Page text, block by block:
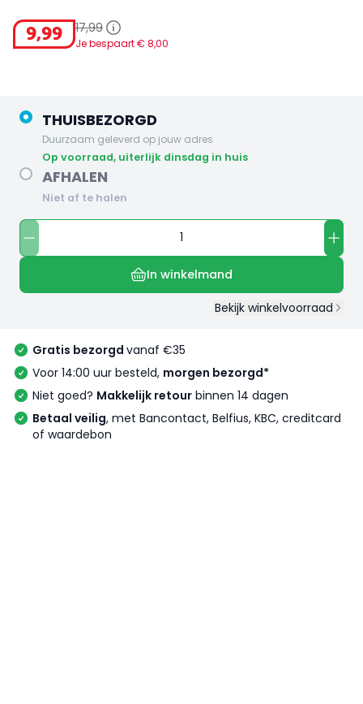
9,99 17,99
Je bespaart € 8,00
THUISBEZORGD
Duurzaam geleverd op jouw adres
op voorraad, uiterlijk dinsdag in huis
AFHALEN
Niet af te halen
In winkelmand
Bekijk winkelvoorraad
Gratis bezorgd vanaf €35
Voor 14:00 uur besteld, morgen bezorgd*
Niet goed? Makkelijk retour binnen 14 dagen
Betaal veilig, met Bancontact, Belfius, KBC, creditcard
of waardebon